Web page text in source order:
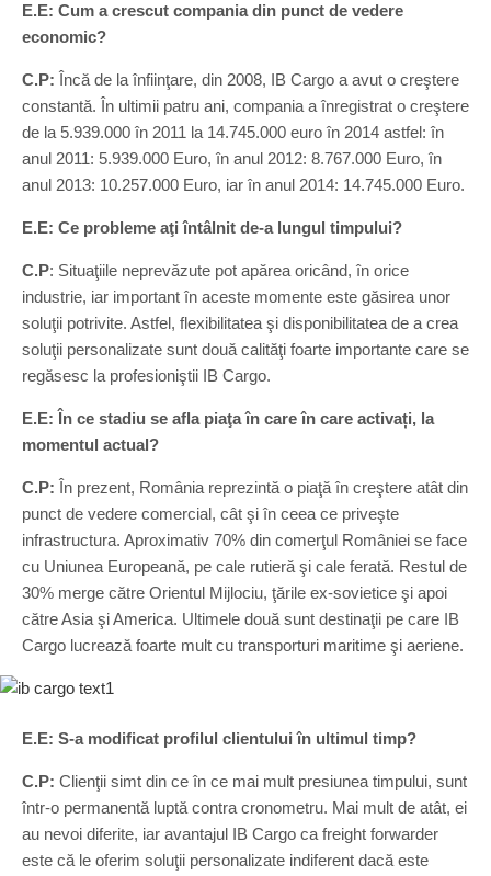
E.E: Cum a crescut compania din punct de vedere
economic?
C.P: Încă de la înfiinţare, din 2008, IB Cargo a avut o creştere
constantă. În ultimii patru ani, compania a înregistrat o creştere
de la 5.939.000 în 2011 la 14.745.000 euro în 2014 astfel: în
anul 2011: 5.939.000 Euro, în anul 2012: 8.767.000 Euro, în
anul 2013: 10.257.000 Euro, iar în anul 2014: 14.745.000 Euro.
E.E: Ce probleme aţi întâlnit de-a lungul timpului?
C.P: Situaţiile neprevăzute pot apărea oricând, în orice
industrie, iar important în aceste momente este găsirea unor
soluţii potrivite. Astfel, flexibilitatea şi disponibilitatea de a crea
soluţii personalizate sunt două calităţi foarte importante care se
regăsesc la profesioniştii IB Cargo.
E.E: În ce stadiu se afla piaţa în care în care activați, la
momentul actual?
C.P: În prezent, România reprezintă o piaţă în creştere atât din
punct de vedere comercial, cât şi în ceea ce priveşte
infrastructura. Aproximativ 70% din comerţul României se face
cu Uniunea Europeană, pe cale rutieră şi cale ferată. Restul de
30% merge către Orientul Mijlociu, ţările ex-sovietice şi apoi
către Asia şi America. Ultimele două sunt destinaţii pe care IB
Cargo lucrează foarte mult cu transporturi maritime şi aeriene.
E.E: S-a modificat profilul clientului în ultimul timp?
C.P: Clienţii simt din ce în ce mai mult presiunea timpului, sunt
într-o permanentă luptă contra cronometru. Mai mult de atât, ei
au nevoi diferite, iar avantajul IB Cargo ca freight forwarder
este că le oferim soluţii personalizate indiferent dacă este